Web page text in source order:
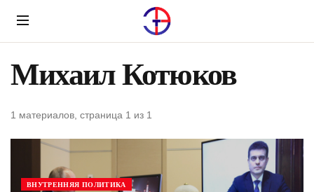
Menu
Михаил Котюков
1 материалов, страница 1 из 1
ВНУТРЕННЯЯ ПОЛИТИКА